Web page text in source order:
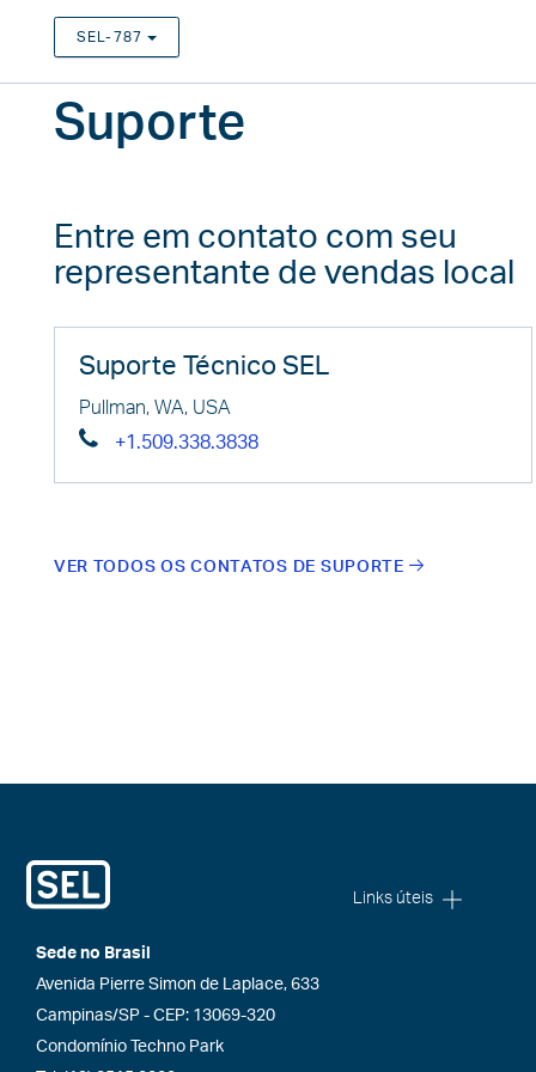
SEL-787
TOGGLE DROPDOWN
Suporte
Entre em contato com seu
representante de vendas local
Suporte Técnico SEL
Pullman, WA, USA
+1.509.338.3838
VER TODOS OS CONTATOS DE SUPORTE
Links úteis
Sede no Brasil
Avenida Pierre Simon de Laplace, 633
Campinas/SP - CEP: 13069-320
Condomínio Techno Park